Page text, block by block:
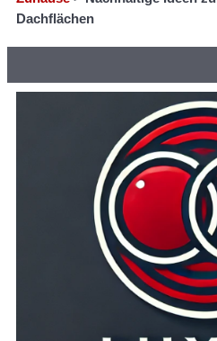
Dachflächen